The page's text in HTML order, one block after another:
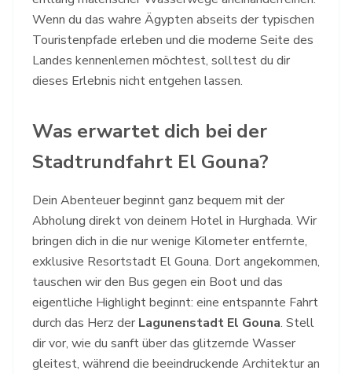
Wenn du das wahre Ägypten abseits der typischen
Touristenpfade erleben und die moderne Seite des
Landes kennenlernen möchtest, solltest du dir
dieses Erlebnis nicht entgehen lassen.
Was erwartet dich bei der
Stadtrundfahrt El Gouna?
Dein Abenteuer beginnt ganz bequem mit der
Abholung direkt von deinem Hotel in Hurghada. Wir
bringen dich in die nur wenige Kilometer entfernte,
exklusive Resortstadt El Gouna. Dort angekommen,
tauschen wir den Bus gegen ein Boot und das
eigentliche Highlight beginnt: eine entspannte Fahrt
durch das Herz der Lagunenstadt El Gouna. Stell
dir vor, wie du sanft über das glitzernde Wasser
gleitest, während die beeindruckende Architektur an